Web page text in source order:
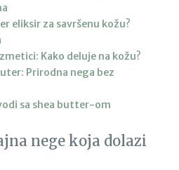
eliksir za savršenu kožu?
Kako deluje na kožu?
Prirodna nega bez
sa shea butter-om
nege koja dolazi